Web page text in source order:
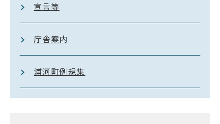
宣言等
庁舎案内
浦河町例規集